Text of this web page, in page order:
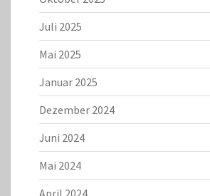
Juli 2025
Mai 2025
Januar 2025
Dezember 2024
Juni 2024
Mai 2024